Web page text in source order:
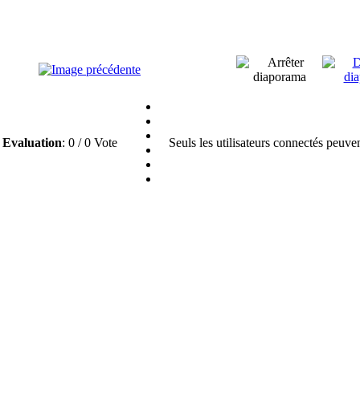
Evaluation: 0 / 0 Vote Seuls les utilisateurs connectés